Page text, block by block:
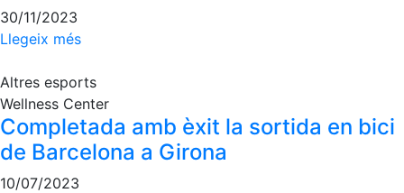
Escola de
Pàdel
Social Pàdel
Quadres
de joc
Quadre
d'Honor
30/11/2023
Llegeix més
Altres esports
Wellness Center
Completada amb èxit la sortida en bici
de Barcelona a Girona
10/07/2023